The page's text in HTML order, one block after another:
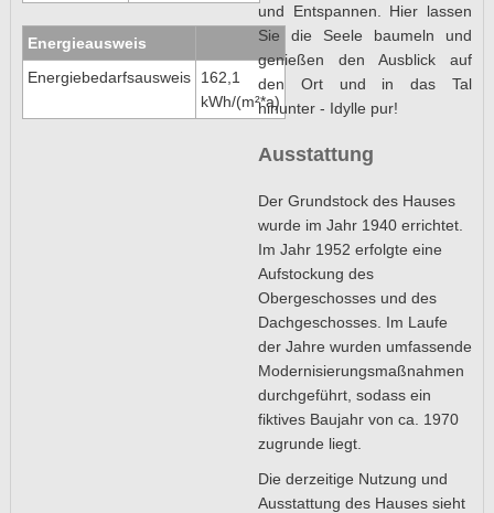
Energieausweis
Energiebedarfsausweis
162,1
kWh/(m²*a)
und Entspannen. Hier lassen
Sie die Seele baumeln und
genießen den Ausblick auf
den Ort und in das Tal
hinunter - Idylle pur!
Ausstattung
Der Grundstock des Hauses
wurde im Jahr 1940 errichtet.
Im Jahr 1952 erfolgte eine
Aufstockung des
Obergeschosses und des
Dachgeschosses. Im Laufe
der Jahre wurden umfassende
Modernisierungsmaßnahmen
durchgeführt, sodass ein
fiktives Baujahr von ca. 1970
zugrunde liegt.
Die derzeitige Nutzung und
Ausstattung des Hauses sieht